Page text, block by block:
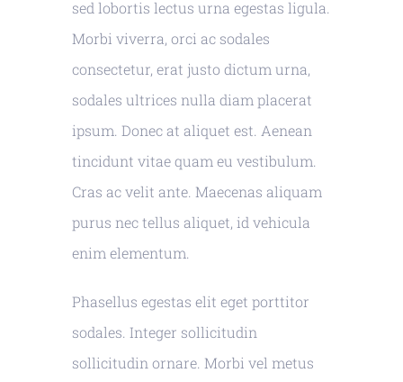
sed lobortis lectus urna egestas ligula.
Morbi viverra, orci ac sodales
consectetur, erat justo dictum urna,
sodales ultrices nulla diam placerat
ipsum. Donec at aliquet est. Aenean
tincidunt vitae quam eu vestibulum.
Cras ac velit ante. Maecenas aliquam
purus nec tellus aliquet, id vehicula
enim elementum.
Phasellus egestas elit eget porttitor
sodales. Integer sollicitudin
sollicitudin ornare. Morbi vel metus